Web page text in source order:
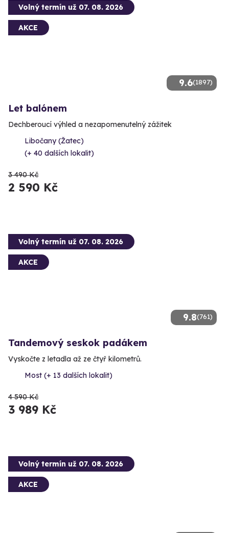
9.6(1897)
Volný termín už 07. 08. 2026
AKCE
Let balónem
Dechberoucí výhled a nezapomenutelný zážitek
Libočany (Žatec)
(+ 40 dalších lokalit)
3 490 Kč
2 590 Kč
9.8(761)
Volný termín už 07. 08. 2026
AKCE
Tandemový seskok padákem
Vyskočte z letadla až ze čtyř kilometrů.
Most (+ 13 dalších lokalit)
4 590 Kč
3 989 Kč
Volný termín už 07. 08. 2026
AKCE